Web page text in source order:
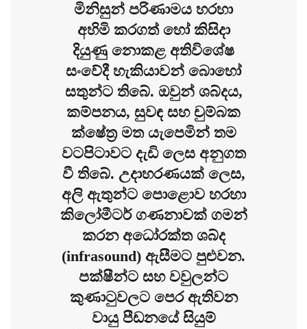
මිනිසුන් පරිණාමය හරහා
අහිමි කරගත් හෝ කිසිදා
දියුණු නොකළ අතිවිශේෂ
සංවේදී හැකියාවන් බොහෝ
සතුන්ට තිබේ. ඔවුන් ශබ්දය,
කම්පනය, සුවඳ සහ චුම්බක
ක්ෂේත්‍ර මත යැපෙමින් තම
වටපිටාවට දැඩි ලෙස අනුගත
වී තිබේ. උදාහරණයක් ලෙස,
අලි ඇතුන්ට පොළොව හරහා
කිලෝමීටර් ගණනාවක් ගමන්
කරන අධෝරක්ත ශබ්ද
(infrasound) ඇසීමට පුළුවන.
පක්ෂීන්ට සහ වවුලන්ට
කුණාටුවලට පෙර ඇතිවන
වායු පීඩනයේ සියුම්